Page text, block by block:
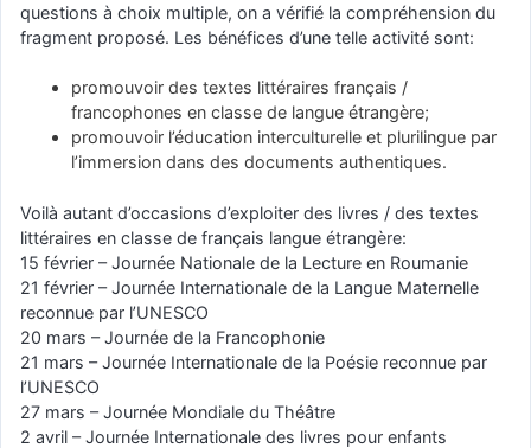
questions à choix multiple, on a vérifié la compréhension du
fragment proposé. Les bénéfices d’une telle activité sont:
promouvoir des textes littéraires français /
francophones en classe de langue étrangère;
promouvoir l’éducation interculturelle et plurilingue par
l’immersion dans des documents authentiques.
Voilà autant d’occasions d’exploiter des livres / des textes
littéraires en classe de français langue étrangère:
15 février – Journée Nationale de la Lecture en Roumanie
21 février – Journée Internationale de la Langue Maternelle
reconnue par l’UNESCO
20 mars – Journée de la Francophonie
21 mars – Journée Internationale de la Poésie reconnue par
l’UNESCO
27 mars – Journée Mondiale du Théâtre
2 avril – Journée Internationale des livres pour enfants